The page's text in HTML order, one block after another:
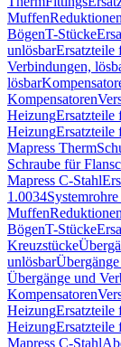
MuffenReduktionen
BögenT-Stücke
unlösbarErsatzteile
Verbindungen,
lösbar
Kompensatoren
HeizungErsatzteile
HeizungErsatzteile
Mapress Therm
Schraube für
Mapress C-Stahl
1.0034
MuffenReduktionen
BögenT-Stücke
Kreuzstücke
unlösbar
Übergänge und
Kompensatoren
HeizungErsatzteile
HeizungErsatzteile
Mapress C-Stahl